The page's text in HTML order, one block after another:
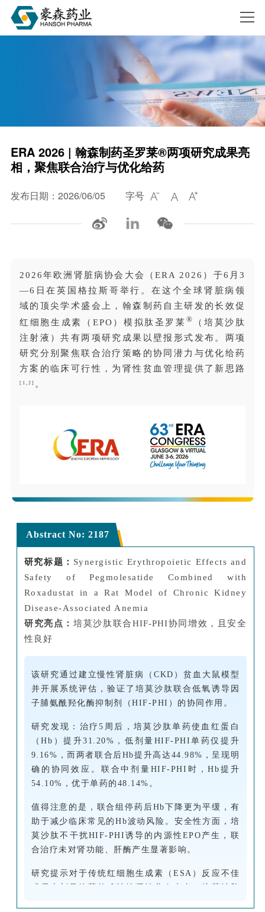
ERA 2026 | 翰森制药圣罗莱®两项研究成果亮
相，聚焦联合治疗与优化给药
发布日期：2026/06/05 字号   
2026年欧洲肾脏病协会大会（ERA 2026）于6月3
—6日在英国格拉斯哥举行。在这个全球肾脏病领
域的顶尖学术盛会上，翰森制药自主研发的长效促
红细胞生成素（EPO）模拟肽圣罗莱 ®
（培莫沙肽
注射液）共有两项研究成果以壁报形式发布。 两项
研究分别聚焦联合治疗策略的协同潜力与优化给药
方案的临床可行性，为肾性贫血管理提供了新思路
[1,2] 。
Abstract No: 2187
研究标题： Synergistic Erythropoietic Effects and
Safety of Pegmolesatide Combined with
Roxadustat in a Rat Model of Chronic Kidney
Disease‑Associated Anemia
研究亮点：培莫沙肽联合HIF-PHI协同增效，且安全
性良好
该研究通过建立慢性肾脏病（CKD）贫血大鼠模型
并开展系统评估，验证了培莫沙肽联合低氧诱导因
子脯氨酰羟化酶抑制剂（HIF-PHI）的协同作用。
研究发现：治疗5周后，培莫沙肽单药使血红蛋白
（Hb）提升31.20%，低剂量HIF-PHI单药仅提升
9.16%，而两者联合后Hb提升高达44.98%，呈现明
确的协同效应。联合中剂量HIF-PHI时，Hb提升
54.10%，优于单药的48.14%。
值得注意的是，联合组停药后Hb下降更为平缓，有
助于减少临床常见的Hb波动风险。安全性方面，培
莫沙肽不干扰HIF-PHI诱导的内源性EPO产生，联
合治疗未对肾功能、肝酶产生显著影响。
研究提示对于传统红细胞生成素（ESA）反应不佳